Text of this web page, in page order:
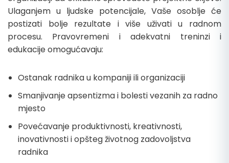
Ulaganjem u ljudske potencijale, Vaše osoblje će
postizati bolje rezultate i više uživati u radnom
procesu. Pravovremeni i adekvatni treninzi i
edukacije omogućavaju:
Ostanak radnika u kompaniji ili organizaciji
Smanjivanje apsentizma i bolesti vezanih za radno
mjesto
Povećavanje produktivnosti, kreativnosti,
inovativnosti i opšteg životnog zadovoljstva
radnika